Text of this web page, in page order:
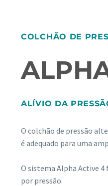
COLCHÃO DE
ALÍVIO DA
O colchão de pressão
é adequado para uma
O sistema Alpha Active
por pressão.